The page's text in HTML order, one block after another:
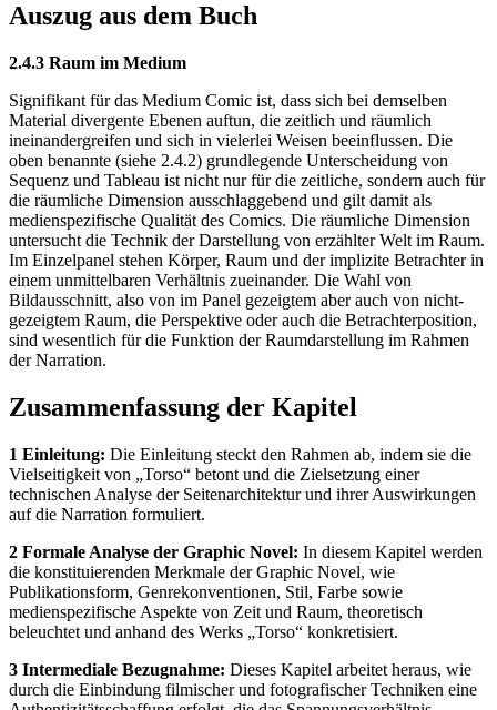
Auszug aus dem Buch
2.4.3 Raum im Medium
Signifikant für das Medium Comic ist, dass sich bei demselben
Material divergente Ebenen auftun, die zeitlich und räumlich
ineinandergreifen und sich in vielerlei Weisen beeinflussen. Die
oben benannte (siehe 2.4.2) grundlegende Unterscheidung von
Sequenz und Tableau ist nicht nur für die zeitliche, sondern auch für
die räumliche Dimension ausschlaggebend und gilt damit als
medienspezifische Qualität des Comics. Die räumliche Dimension
untersucht die Technik der Darstellung von erzählter Welt im Raum.
Im Einzelpanel stehen Körper, Raum und der implizite Betrachter in
einem unmittelbaren Verhältnis zueinander. Die Wahl von
Bildausschnitt, also von im Panel gezeigtem aber auch von nicht-
gezeigtem Raum, die Perspektive oder auch die Betrachterposition,
sind wesentlich für die Funktion der Raumdarstellung im Rahmen
der Narration.
Zusammenfassung der Kapitel
1 Einleitung: Die Einleitung steckt den Rahmen ab, indem sie die
Vielseitigkeit von „Torso“ betont und die Zielsetzung einer
technischen Analyse der Seitenarchitektur und ihrer Auswirkungen
auf die Narration formuliert.
2 Formale Analyse der Graphic Novel: In diesem Kapitel werden
die konstituierenden Merkmale der Graphic Novel, wie
Publikationsform, Genrekonventionen, Stil, Farbe sowie
medienspezifische Aspekte von Zeit und Raum, theoretisch
beleuchtet und anhand des Werks „Torso“ konkretisiert.
3 Intermediale Bezugnahme: Dieses Kapitel arbeitet heraus, wie
durch die Einbindung filmischer und fotografischer Techniken eine